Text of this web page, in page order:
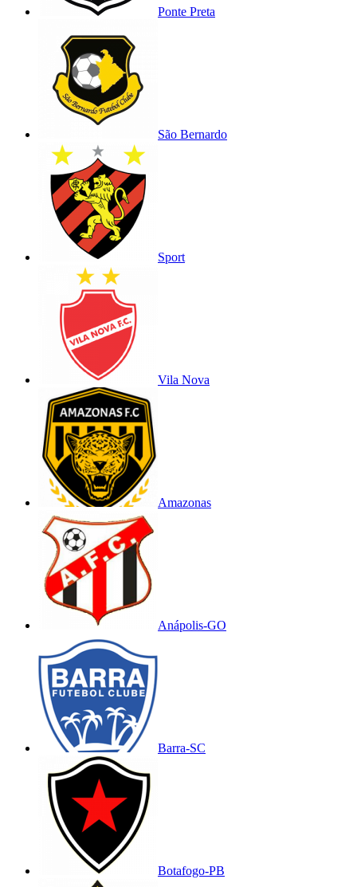
Ponte Preta
São Bernardo
Sport
Vila Nova
Amazonas
Anápolis-GO
Barra-SC
Botafogo-PB